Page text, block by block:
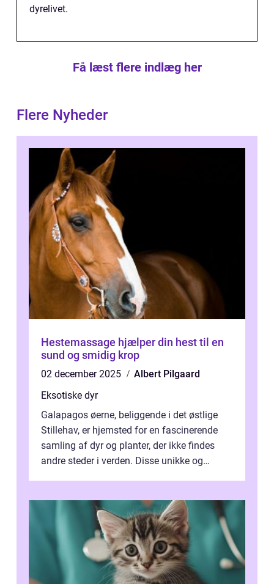
dyrelivet.
Få læst flere indlæg her
Flere Nyheder
Hestemassage hjælper din hest til en
sund og smidig krop
02 december 2025
Albert Pilgaard
Eksotiske dyr
Galapagos øerne, beliggende i det østlige
Stillehav, er hjemsted for en fascinerende
samling af dyr og planter, der ikke findes
andre steder i verden. Disse unikke og